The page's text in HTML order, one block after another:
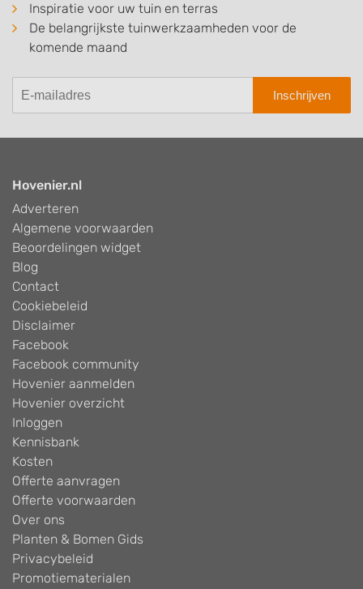
Inspiratie voor uw tuin en terras
De belangrijkste tuinwerkzaamheden voor de
komende maand
Inschrijven
Hovenier.nl
Adverteren
Algemene voorwaarden
Beoordelingen widget
Blog
Contact
Cookiebeleid
Disclaimer
Facebook
Facebook community
Hovenier aanmelden
Hovenier overzicht
Inloggen
Kennisbank
Kosten
Offerte aanvragen
Offerte voorwaarden
Over ons
Planten & Bomen Gids
Privacybeleid
Promotiematerialen